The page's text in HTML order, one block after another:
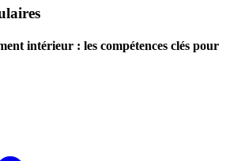
intérieur : les compétences clés pour